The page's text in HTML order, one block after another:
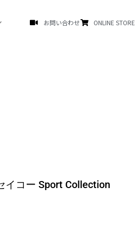
お問い合わせ ONLINE STORE
イコー Sport Collection